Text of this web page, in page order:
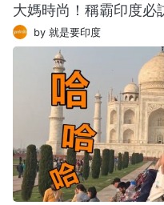
大媽時尚！稱霸印度必
by 就是要印度